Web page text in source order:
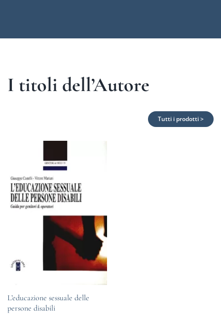
I titoli dell’Autore
Tutti i prodotti >
L’educazione sessuale delle
persone disabili